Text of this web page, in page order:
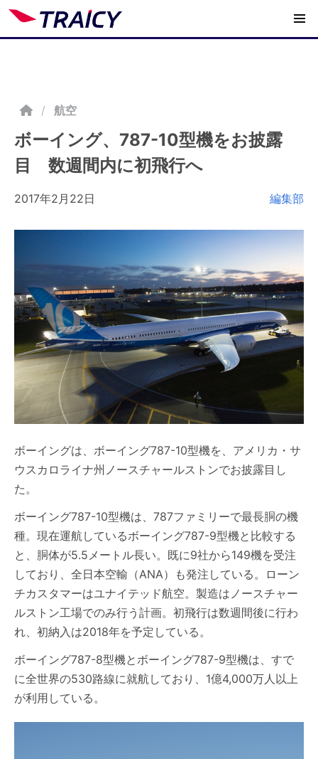
/ 航空
ボーイング、787-10型機をお披露
目 数週間内に初飛行へ
2017年2月22日 編集部
ボーイングは、ボーイング787-10型機を、アメリカ・サ
ウスカロライナ州ノースチャールストンでお披露目し
た。
ボーイング787-10型機は、787ファミリーで最長胴の機
種。現在運航しているボーイング787-9型機と比較する
と、胴体が5.5メートル長い。既に9社から149機を受注
しており、全日本空輸（ANA）も発注している。ローン
チカスタマーはユナイテッド航空。製造はノースチャー
ルストン工場でのみ行う計画。初飛行は数週間後に行わ
れ、初納入は2018年を予定している。
ボーイング787-8型機とボーイング787-9型機は、すで
に全世界の530路線に就航しており、1億4,000万人以上
が利用している。